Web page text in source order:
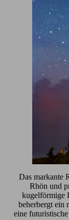
Das markante
Rhön und
kugelförmige
beherbergt ein
eine